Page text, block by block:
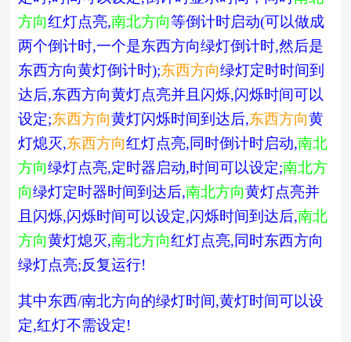
方向红灯点亮,南北方向等倒计时启动(可以做成
两个倒计时,一个是东西方向绿灯倒计时,然后是
东西方向黄灯倒计时);东西方向绿灯定时时间到
达后,东西方向黄灯点亮并且闪烁,闪烁时间可以
设定;东西方向黄灯闪烁时间到达后,东西方向黄
灯熄灭,东西方向红灯点亮,同时倒计时启动,南北
方向绿灯点亮,定时器启动,时间可以设定;南北方
向绿灯定时器时间到达后,南北方向黄灯点亮并
且闪烁,闪烁时间可以设定,闪烁时间到达后,南北
方向黄灯熄灭,南北方向红灯点亮,同时东西方向
绿灯点亮;反复运行!
其中东西/南北方向的绿灯时间,黄灯时间可以设
定,红灯不需设定!